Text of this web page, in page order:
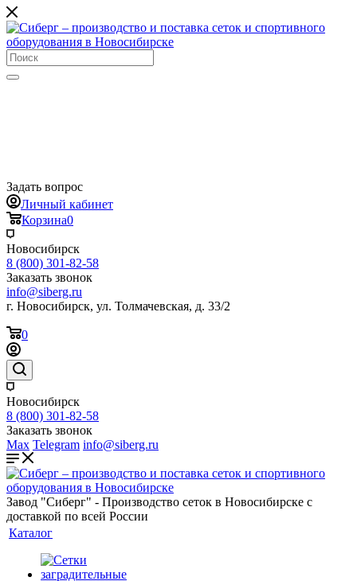
Задать вопрос
Личный кабинет
Корзина0
Новосибирск
8 (800) 301-82-58
Заказать звонок
info@siberg.ru
г. Новосибирск, ул. Толмачевская, д. 33/2
0
Новосибирск
8 (800) 301-82-58
Заказать звонок
Max Telegram info@siberg.ru
Завод "Сиберг" - Производство сеток в Новосибирске с
доставкой по всей России
Каталог